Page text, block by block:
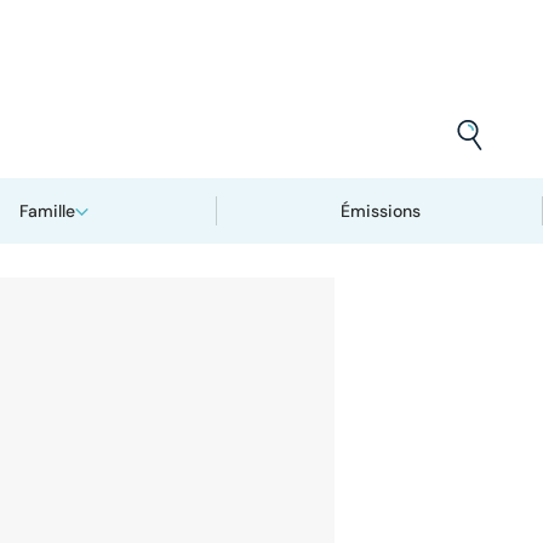
Famille Émissions